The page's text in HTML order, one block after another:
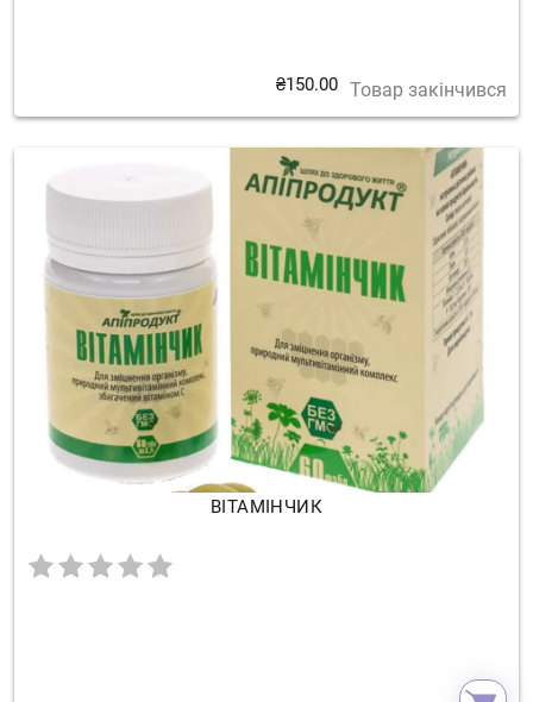
₴150.00 Товар закінчився
ВІТАМІНЧИК